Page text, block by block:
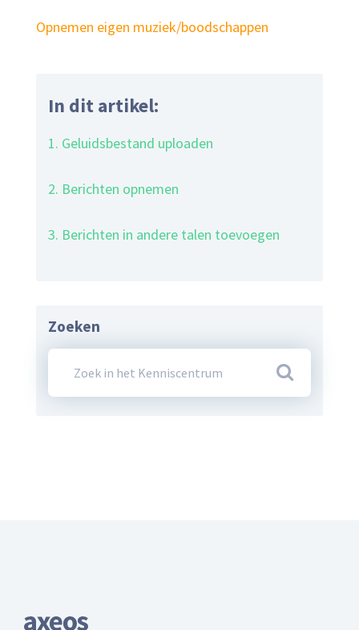
Opnemen eigen muziek/boodschappen
In dit artikel:
1. Geluidsbestand uploaden
2. Berichten opnemen
3. Berichten in andere talen toevoegen
Zoeken